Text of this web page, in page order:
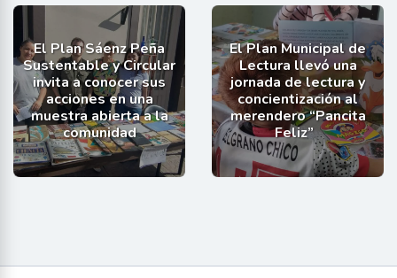
El Plan Sáenz Peña
Sustentable y Circular
invita a conocer sus
acciones en una
muestra abierta a la
comunidad
El Plan Municipal de
Lectura llevó una
jornada de lectura y
concientización al
merendero “Pancita
Feliz”